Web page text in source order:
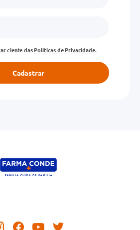
ciente dasPolíticas de Privacidade.
Cadastrar